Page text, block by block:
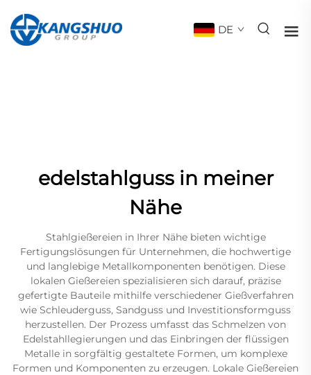
DE
edelstahlguss in meiner
Nähe
Stahlgießereien in Ihrer Nähe bieten wichtige
Fertigungslösungen für Unternehmen, die hochwertige
und langlebige Metallkomponenten benötigen. Diese
lokalen Gießereien spezialisieren sich darauf, präzise
gefertigte Bauteile mithilfe verschiedener Gießverfahren
wie Schleuderguss, Sandguss und Investitionsformguss
herzustellen. Der Prozess umfasst das Schmelzen von
Edelstahllegierungen und das Einbringen der flüssigen
Metalle in sorgfältig gestaltete Formen, um komplexe
Formen und Komponenten zu erzeugen. Lokale Gießereien